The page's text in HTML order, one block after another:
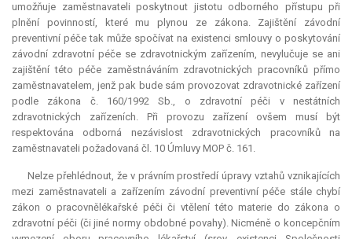
umožňuje zaměstnavateli poskytnout jistotu odborného přístupu při
plnění povinností, které mu plynou ze zákona. Zajištění závodní
preventivní péče tak může spočívat na existenci smlouvy o poskytování
závodní zdravotní péče se zdravotnickým zařízením, nevylučuje se ani
zajištění této péče zaměstnáváním zdravotnických pracovníků přímo
zaměstnavatelem, jenž pak bude sám provozovat zdravotnické zařízení
podle zákona č. 160/1992 Sb., o zdravotní péči v nestátních
zdravotnických zařízeních. Při provozu zařízení ovšem musí být
respektována odborná nezávislost zdravotnických pracovníků na
zaměstnavateli požadovaná čl. 10 Úmluvy MOP č. 161.
Nelze přehlédnout, že v právním prostředí úpravy vztahů vznikajících
mezi zaměstnavateli a zařízením závodní preventivní péče stále chybí
zákon o pracovnělékařské péči či vtělení této materie do zákona o
zdravotní péči (či jiné normy obdobné povahy). Nicméně o koncepčním